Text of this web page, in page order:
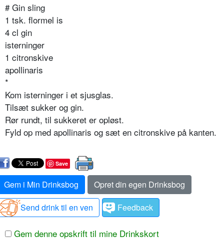
# Gin sling
1 tsk. flormel is
4 cl gin
isterninger
1 citronskive
apollinaris
*
Kom isterninger i et sjus­glas.
Tilsæt sukker og gin.
Rør rundt, til sukkeret er opløst.
Fyld op med apollinaris og sæt en citronskive på kan­ten.
Save
Gem i Min Drinksbog
Opret din egen Drinksbog
Send drink til en ven
Feedback
Gem denne opskrift til mine Drinkskort